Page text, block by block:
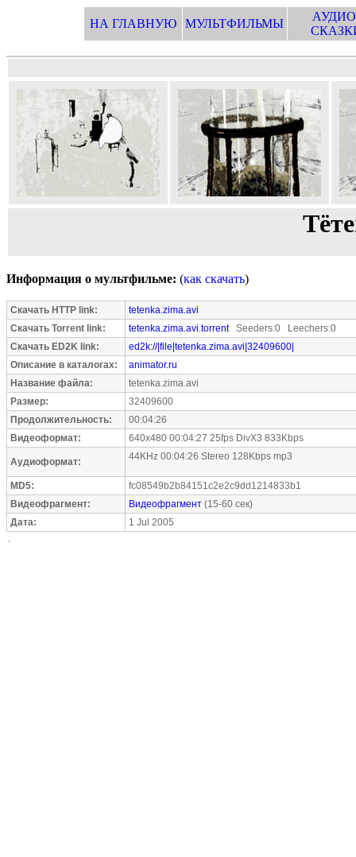
НА ГЛАВНУЮ МУЛЬТФИЛЬМЫ
Информация о мультфильме: (как скачать)
Скачать HTTP link:
tetenka.zima.avi
Скачать Torrent link:
tetenka.zima.avi.torrentSeeders:0 Leechers:0
Скачать ED2K link:
ed2k://|file|tetenka.zima.avi|32409600|
Описание в каталогах:
animator.ru
Название файла:
tetenka.zima.avi
Размер:
32409600
Продолжительность:
00:04:26
Видеоформат:
640x480 00:04:27 25fps DivX3 833Kbps
Аудиоформат: 44KHz 00:04:26 Stereo 128Kbps mp3
MD5:
fc08549b2b84151c2e2c9dd1214833b1
Видеофрагмент:
Видеофрагмент (15-60 сек)
Дата:
1 Jul 2005